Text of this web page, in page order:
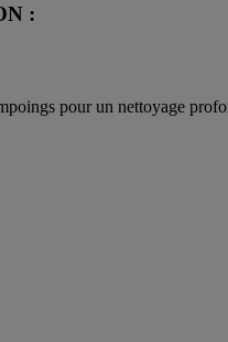
:
pour un nettoyage